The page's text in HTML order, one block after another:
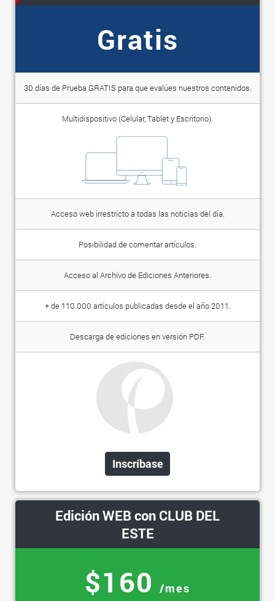
Gratis
30 días de Prueba GRATIS para que evalúes nuestros contenidos.
Multidispositivo (Celular, Tablet y Escritorio).
Acceso web irrestricto a todas las noticias del día.
Posibilidad de comentar artículos.
Acceso al Archivo de Ediciones Anteriores.
+ de 110.000 artículos publicadas desde el año 2011.
Descarga de ediciones en versión PDF.
Inscríbase
Edición WEB con CLUB DEL
ESTE
$160 /mes